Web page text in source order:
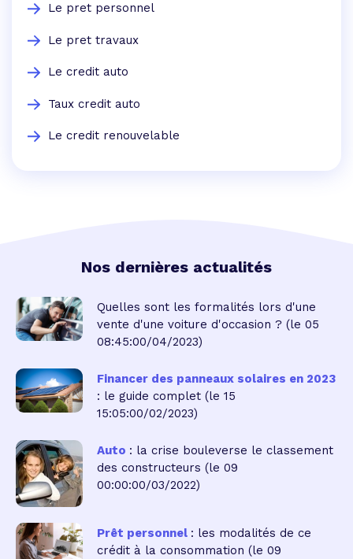
Le pret personnel
Le pret travaux
Le credit auto
Taux credit auto
Le credit renouvelable
Nos dernières actualités
Quelles sont les formalités lors d'une
vente d'une voiture d'occasion ? (le 05
08:45:00/04/2023)
Financer des panneaux solaires en 2023
: le guide complet (le 15
15:05:00/02/2023)
Auto : la crise bouleverse le classement
des constructeurs (le 09
00:00:00/03/2022)
Prêt personnel : les modalités de ce
crédit à la consommation (le 09